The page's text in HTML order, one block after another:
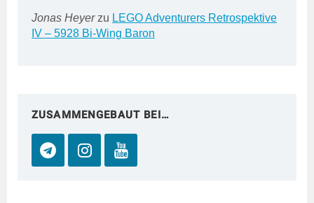
Jonas Heyerzu LEGO Adventurers Retrospektive
IV – 5928 Bi-Wing Baron
ZUSAMMENGEBAUT BEI…